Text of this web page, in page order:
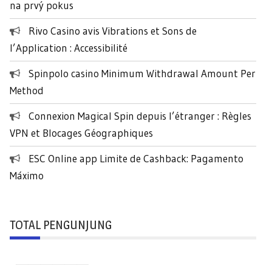
k
:
na prvý pokus
Rivo Casino avis Vibrations et Sons de
l’Application : Accessibilité
Spinpolo casino Minimum Withdrawal Amount Per
Method
Connexion Magical Spin depuis l’étranger : Règles
VPN et Blocages Géographiques
ESC Online app Limite de Cashback: Pagamento
Máximo
TOTAL PENGUNJUNG